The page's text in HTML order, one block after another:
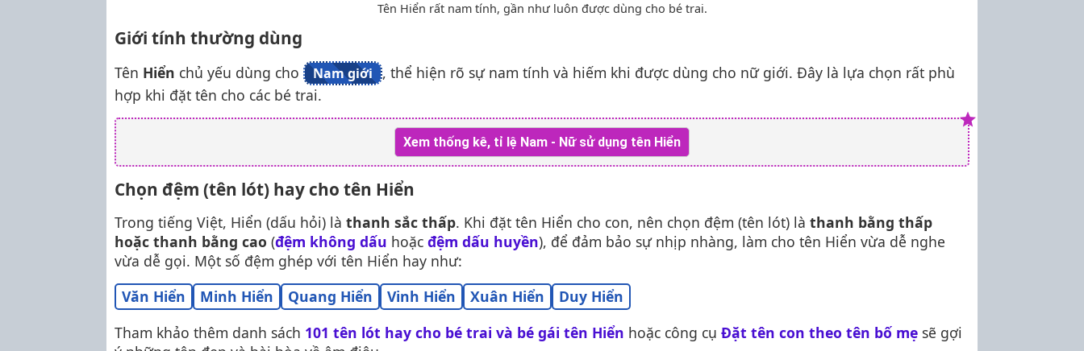
Tên Hiển rất nam tính, gần như luôn được dùng cho bé trai.
Giới tính thường dùng
Tên Hiển chủ yếu dùng cho Nam giới
, thể hiện rõ sự nam tính và hiếm khi được dùng cho nữ giới. Đây là lựa chọn rất phù
hợp khi đặt tên cho các bé trai.
Xem thống kê, tỉ lệ Nam - Nữ sử dụng tên Hiển
Chọn đệm (tên lót) hay cho tên Hiển
Trong tiếng Việt, Hiển (dấu hỏi) là thanh sắc thấp. Khi đặt tên Hiển cho con, nên chọn đệm (tên lót) là thanh bằng thấp
hoặc thanh bằng cao (đệm không dấu hoặc đệm dấu huyền), để đảm bảo sự nhịp nhàng, làm cho tên Hiển vừa dễ nghe
vừa dễ gọi. Một số đệm ghép với tên Hiển hay như:
Văn Hiển
Minh Hiển Quang Hiển Vinh Hiển Xuân Hiển
Duy Hiển
Tham khảo thêm danh sách 101 tên lót hay cho bé trai và bé gái tên Hiển hoặc công cụ Đặt tên con theo tên bố mẹ sẽ gợi